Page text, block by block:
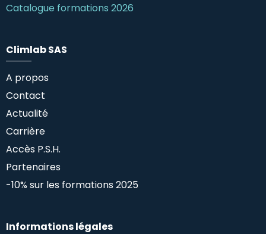
Catalogue formations 2026
Climlab SAS
A propos
Contact
Actualité
Carrière
Accès P.S.H.
Partenaires
-10% sur les formations 2025
Informations légales